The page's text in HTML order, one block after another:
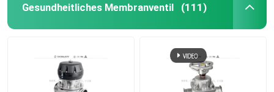
Gesundheitliches Membranventil (111)